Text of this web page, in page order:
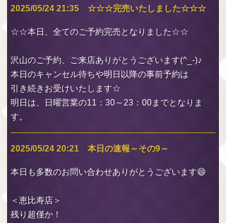
2025/05/24 21:35 ☆☆☆完売いたしました☆☆☆
☆☆本日、全てのご予約完売となりました☆☆
沢山のご予約、ご来店ありがとうございます(^_-)♪
本日のキャンセル待ちや明日以降の事前予約は
引き続きお受けいたします☆
明日は、日曜営業の11：30～23：00までとなりま
す。
2025/05/24 20:21 本日の速報～その9～
本日も多数のお問い合わせありがとうございます😄
＜恵比寿店＞
残り超僅か！